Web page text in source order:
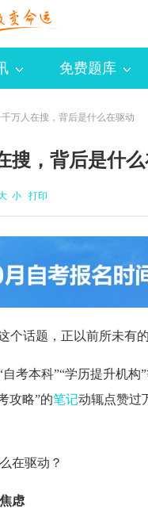
免费题库
万人在搜，背后是什么在驱动
搜，背后是什么
小 打印
个话题，正以前所未有
考本科”“学历提升机
攻略”的笔记动辄点赞过
在驱动？
虑